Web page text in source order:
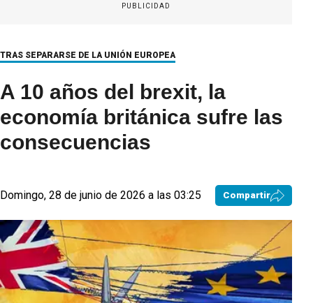
PUBLICIDAD
TRAS SEPARARSE DE LA UNIÓN EUROPEA
A 10 años del brexit, la
economía británica sufre las
consecuencias
Domingo, 28 de junio de 2026 a las 03:25 Compartir